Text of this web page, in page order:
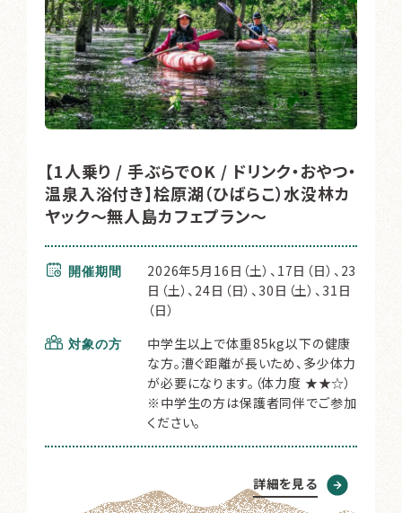
【1人乗り / 手ぶらでOK / ドリンク・おやつ・
温泉入浴付き】桧原湖（ひばらこ）水没林カ
ヤック～無人島カフェプラン～
開催期間
2026年5月16日（土）、17日（日）、23
日（土）、24日（日）、30日（土）、31日
（日）
対象の方
中学生以上で体重85kg以下の健康
な方。漕ぐ距離が長いため、多少体力
が必要になります。（体力度 ★★☆）
※中学生の方は保護者同伴でご参加
ください。
詳細を見る